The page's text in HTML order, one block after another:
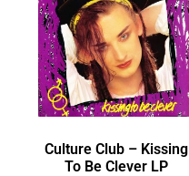
Culture Club ‎– Kissing
To Be Clever LP